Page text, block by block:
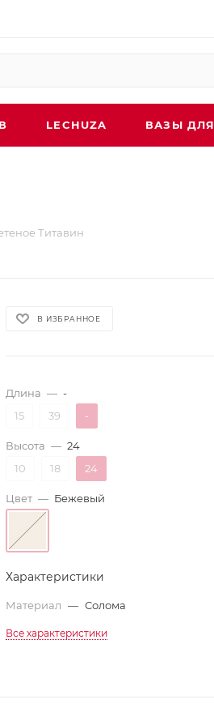
LECHUZA ВАЗЫ
Титавин
В ИЗБРАННОЕ
Длина — -
15
39 -
Высота — 24
10
18 24
Цвет — Бежевый
Характеристики
Материал — Солома
Все характеристики